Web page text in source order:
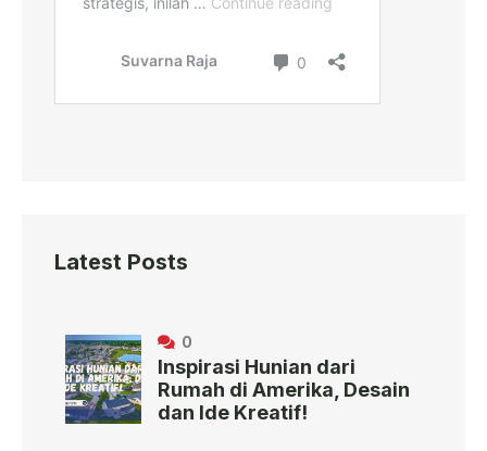
Latest Posts
0
Inspirasi Hunian dari
Rumah di Amerika, Desain
dan Ide Kreatif!